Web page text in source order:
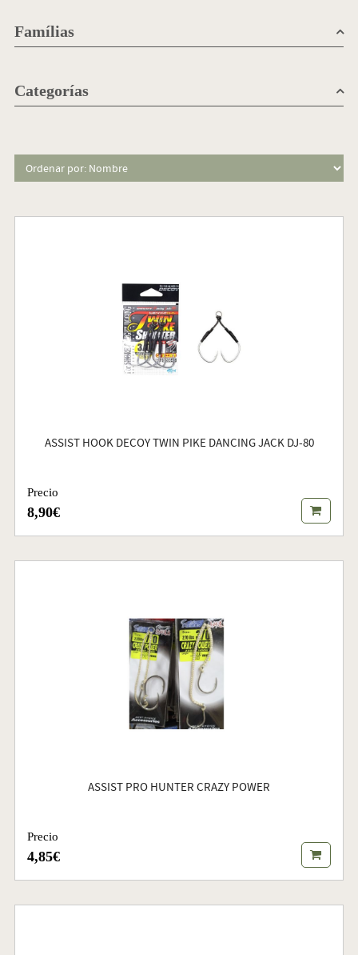
Famílias
Categorías
ASSIST HOOK DECOY TWIN PIKE DANCING JACK DJ-80
Precio
8,90€
ASSIST PRO HUNTER CRAZY POWER
Precio
4,85€